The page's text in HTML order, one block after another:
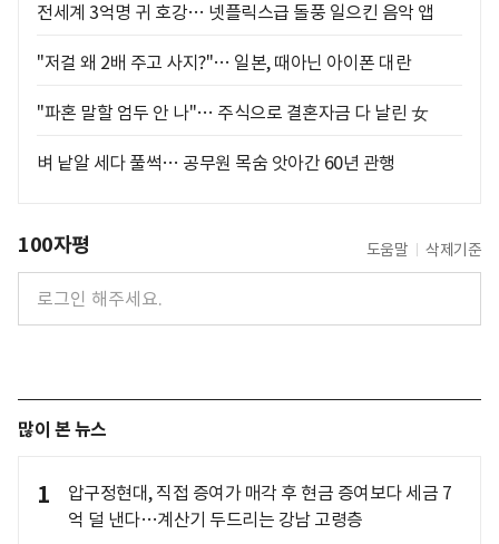
전세계 3억명 귀 호강… 넷플릭스급 돌풍 일으킨 음악 앱
"저걸 왜 2배 주고 사지?"… 일본, 때아닌 아이폰 대란
"파혼 말할 엄두 안 나"… 주식으로 결혼자금 다 날린 女
벼 낱알 세다 풀썩… 공무원 목숨 앗아간 60년 관행
100자평 도움말 삭제기준
많이 본 뉴스
1
압구정현대, 직접 증여가 매각 후 현금 증여보다 세금 7
억 덜 낸다…계산기 두드리는 강남 고령층